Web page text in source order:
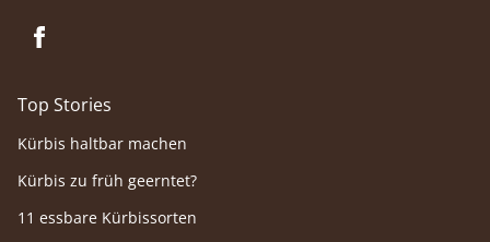
Top Stories
Kürbis haltbar machen
Kürbis zu früh geerntet?
11 essbare Kürbissorten